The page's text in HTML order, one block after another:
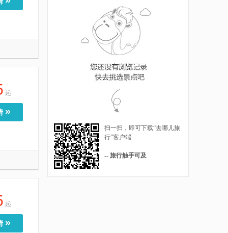
起
»
起
»
扫一扫，即可下载“去哪儿旅
行”客户端
-- 旅行触手可及